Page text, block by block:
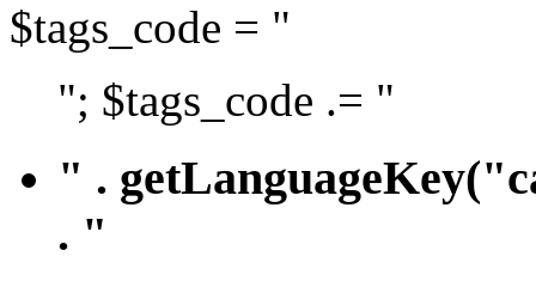
$tags_code = "
"; $tags_code .= "
" .
. "